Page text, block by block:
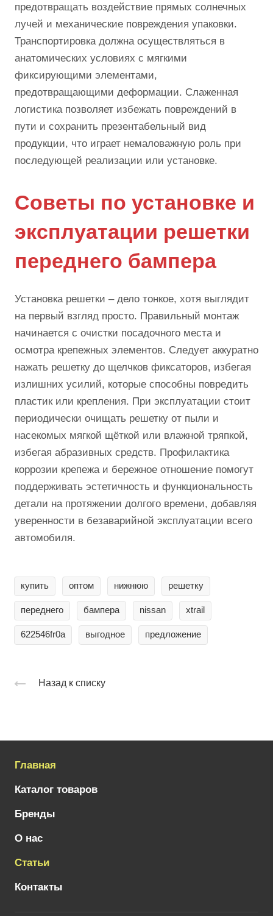
предотвращать воздействие прямых солнечных
лучей и механические повреждения упаковки.
Транспортировка должна осуществляться в
анатомических условиях с мягкими
фиксирующими элементами,
предотвращающими деформации. Слаженная
логистика позволяет избежать повреждений в
пути и сохранить презентабельный вид
продукции, что играет немаловажную роль при
последующей реализации или установке.
Советы по установке и
эксплуатации решетки
переднего бампера
Установка решетки – дело тонкое, хотя выглядит
на первый взгляд просто. Правильный монтаж
начинается с очистки посадочного места и
осмотра крепежных элементов. Следует аккуратно
нажать решетку до щелчков фиксаторов, избегая
излишних усилий, которые способны повредить
пластик или крепления. При эксплуатации стоит
периодически очищать решетку от пыли и
насекомых мягкой щёткой или влажной тряпкой,
избегая абразивных средств. Профилактика
коррозии крепежа и бережное отношение помогут
поддерживать эстетичность и функциональность
детали на протяжении долгого времени, добавляя
уверенности в безаварийной эксплуатации всего
автомобиля.
купить оптом нижнюю решетку
переднего бампера nissan xtrail
622546fr0a выгодное предложение
Назад к списку
Главная
Каталог товаров
Бренды
О нас
Статьи
Контакты